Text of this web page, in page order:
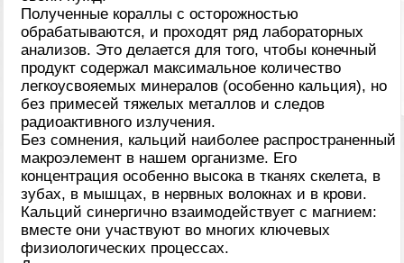
Полученные кораллы с осторожностью
обрабатываются, и проходят ряд лабораторных
анализов. Это делается для того, чтобы конечный
продукт содержал максимальное количество
легкоусвояемых минералов (особенно кальция), но
без примесей тяжелых металлов и следов
радиоактивного излучения.
Без сомнения, кальций наиболее распространенный
макроэлемент в нашем организме. Его
концентрация особенно высока в тканях скелета, в
зубах, в мышцах, в нервных волокнах и в крови.
Кальций синергично взаимодействует с магнием:
вместе они участвуют во многих ключевых
физиологических процессах.